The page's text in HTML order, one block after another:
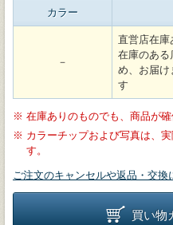
カラー
－
直営店在庫
在庫のある
め、お届け
す
※ 在庫ありのものでも、商品が
※ カラーチップおよび写真は、
す。
ご注文のキャンセルや返品・交換
買い物